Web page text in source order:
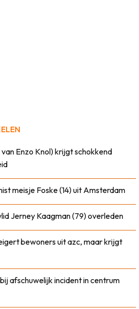
Enzo Knol) krijgt schokkend
meisje Foske (14) uit Amsterdam
Jerney Kaagman (79) overleden
bewoners uit azc, maar krijgt
afschuwelijk incident in centrum